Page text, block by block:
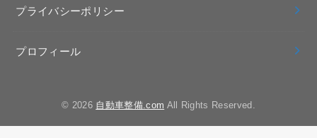
プライバシーポリシー
プロフィール
© 2026 自動車整備.com All Rights Reserved.